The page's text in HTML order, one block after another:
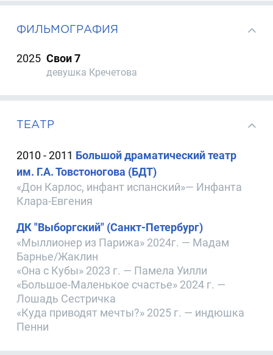
ФИЛЬМОГРАФИЯ
2025 Свои 7
девушка Кречетова
ТЕАТР
2010 - 2011 Большой драматический театр
им. Г.А. Товстоногова (БДТ)
«Дон Карлос, инфант испанский»— Инфанта
Клара-Евгения
ДК "Выборгский" (Санкт-Петербург)
«Мыллионер из Парижа» 2024г. — Мадам
Барнье/Жаклин
«Она с Кубы» 2023 г. — Памела Уилли
«Большое-Маленькое счастье» 2024 г. —
Лошадь Сестричка
«Куда приводят мечты?» 2025 г. — индюшка
Пенни